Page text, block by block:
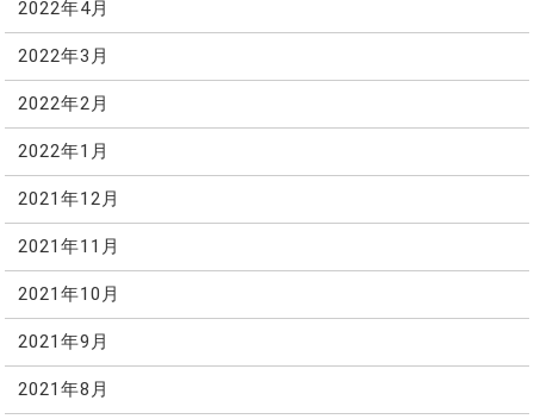
2022年4月
2022年3月
2022年2月
2022年1月
2021年12月
2021年11月
2021年10月
2021年9月
2021年8月